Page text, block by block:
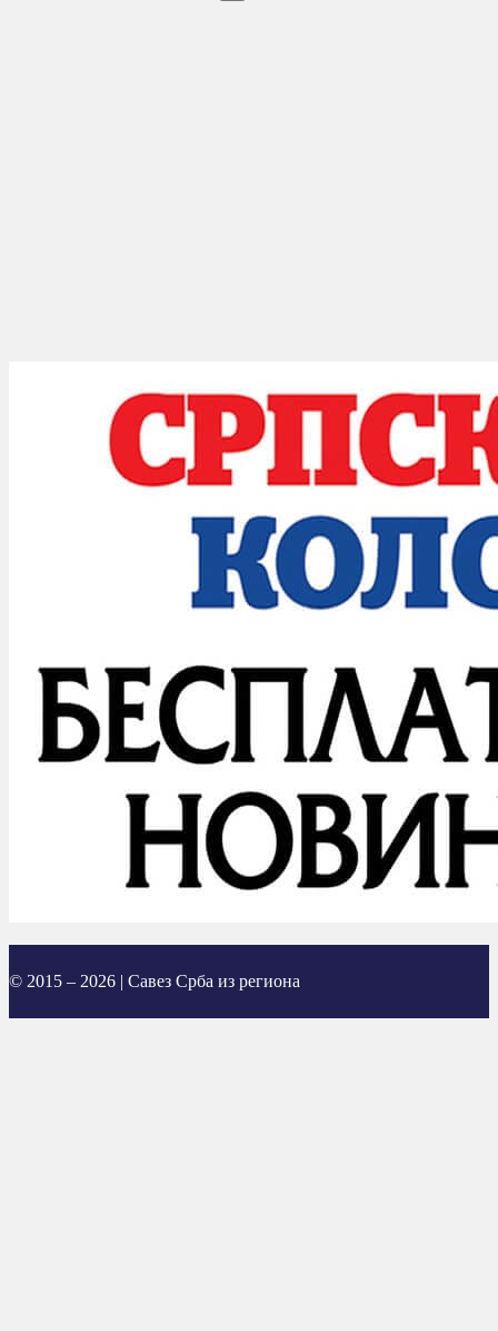
© 2015 – 2026 | Савез Срба из региона